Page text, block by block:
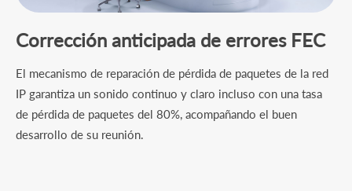
Corrección anticipada de errores FEC
El mecanismo de reparación de pérdida de paquetes de la red
IP garantiza un sonido continuo y claro incluso con una tasa
de pérdida de paquetes del 80%, acompañando el buen
desarrollo de su reunión.